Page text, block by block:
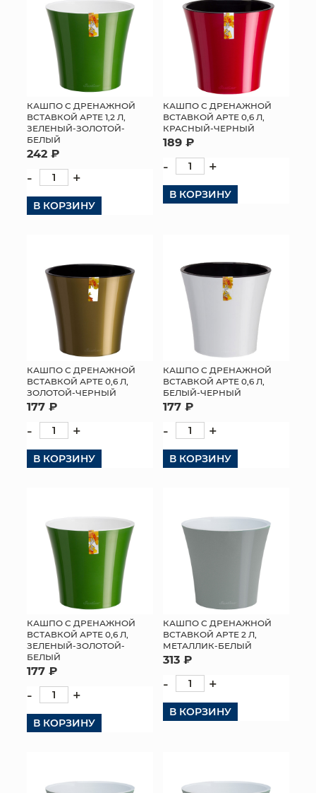
КАШПО С ДРЕНАЖНОЙ
ВСТАВКОЙ АРТЕ 1,2 Л,
ЗЕЛЕНЫЙ-ЗОЛОТОЙ-
БЕЛЫЙ
242 ₽
- +
В КОРЗИНУ
КАШПО С ДРЕНАЖНОЙ
ВСТАВКОЙ АРТЕ 0,6 Л,
КРАСНЫЙ-ЧЕРНЫЙ
189 ₽
- +
В КОРЗИНУ
КАШПО С ДРЕНАЖНОЙ
ВСТАВКОЙ АРТЕ 0,6 Л,
ЗОЛОТОЙ-ЧЕРНЫЙ
177 ₽
- +
В КОРЗИНУ
КАШПО С ДРЕНАЖНОЙ
ВСТАВКОЙ АРТЕ 0,6 Л,
БЕЛЫЙ-ЧЕРНЫЙ
177 ₽
- +
В КОРЗИНУ
КАШПО С ДРЕНАЖНОЙ
ВСТАВКОЙ АРТЕ 0,6 Л,
ЗЕЛЕНЫЙ-ЗОЛОТОЙ-
БЕЛЫЙ
177 ₽
- +
В КОРЗИНУ
КАШПО С ДРЕНАЖНОЙ
ВСТАВКОЙ АРТЕ 2 Л,
МЕТАЛЛИК-БЕЛЫЙ
313 ₽
- +
В КОРЗИНУ